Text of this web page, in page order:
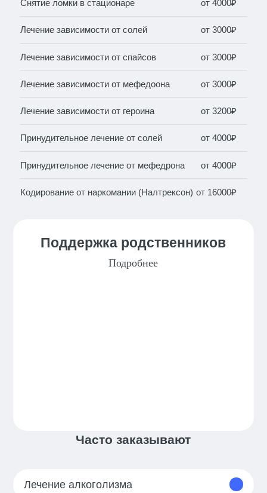
Снятие ломки в стационаре от 4000₽
Лечение зависимости от солей от 3000₽
Лечение зависимости от спайсов от 3000₽
Лечение зависимости от мефедоона от 3000₽
Лечение зависимости от героина от 3200₽
Принудительное лечение от солей от 4000₽
Принудительное лечение от мефедрона от 4000₽
Кодирование от наркомании (Налтрексон) от 16000₽
Поддержка родственников
Подробнее
Часто заказывают
Лечение алкоголизма